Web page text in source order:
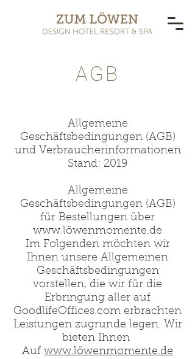
AGB
Allgemeine
Geschäftsbedingungen (AGB)
und Verbraucherinformationen
Stand: 2019
Allgemeine
Geschäftsbedingungen (AGB)
für Bestellungen über
www.löwenmomente.de
Im Folgenden möchten wir
Ihnen unsere Allgemeinen
Geschäftsbedingungen
vorstellen, die wir für die
Erbringung aller auf
GoodlifeOffices.com erbrachten
Leistungen zugrunde legen. Wir
bieten Ihnen
Auf www.löwenmomente.de